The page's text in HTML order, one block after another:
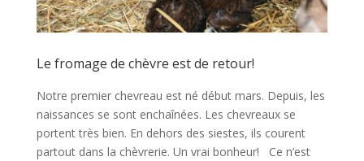
Le fromage de chèvre est de retour!
Notre premier chevreau est né début mars. Depuis, les
naissances se sont enchaînées. Les chevreaux se
portent très bien. En dehors des siestes, ils courent
partout dans la chèvrerie. Un vrai bonheur! Ce n’est